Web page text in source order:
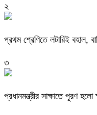
২
প্রথম শ্রেণিতে লটারিই বহাল,
৩
প্রধানমন্ত্রীর সাক্ষাতে পূরণ